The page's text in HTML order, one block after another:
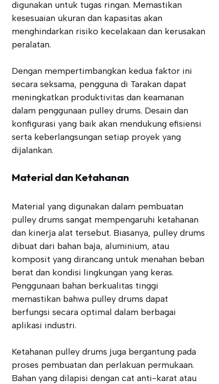
digunakan untuk tugas ringan. Memastikan
kesesuaian ukuran dan kapasitas akan
menghindarkan risiko kecelakaan dan kerusakan
peralatan.
Dengan mempertimbangkan kedua faktor ini
secara seksama, pengguna di Tarakan dapat
meningkatkan produktivitas dan keamanan
dalam penggunaan pulley drums. Desain dan
konfigurasi yang baik akan mendukung efisiensi
serta keberlangsungan setiap proyek yang
dijalankan.
Material dan Ketahanan
Material yang digunakan dalam pembuatan
pulley drums sangat mempengaruhi ketahanan
dan kinerja alat tersebut. Biasanya, pulley drums
dibuat dari bahan baja, aluminium, atau
komposit yang dirancang untuk menahan beban
berat dan kondisi lingkungan yang keras.
Penggunaan bahan berkualitas tinggi
memastikan bahwa pulley drums dapat
berfungsi secara optimal dalam berbagai
aplikasi industri.
Ketahanan pulley drums juga bergantung pada
proses pembuatan dan perlakuan permukaan.
Bahan yang dilapisi dengan cat anti-karat atau